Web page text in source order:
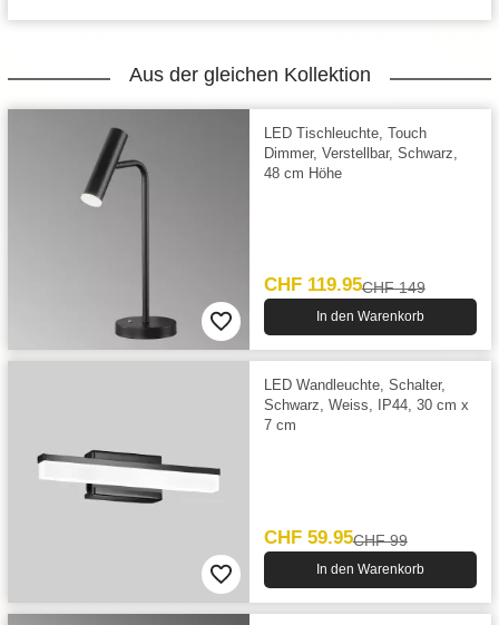
Aus der gleichen Kollektion
LED Tischleuchte, Touch
Dimmer, Verstellbar, Schwarz,
48 cm Höhe
CHF 119.95CHF 149
In den Warenkorb
LED Wandleuchte, Schalter,
Schwarz, Weiss, IP44, 30 cm x
7 cm
CHF 59.95CHF 99
In den Warenkorb